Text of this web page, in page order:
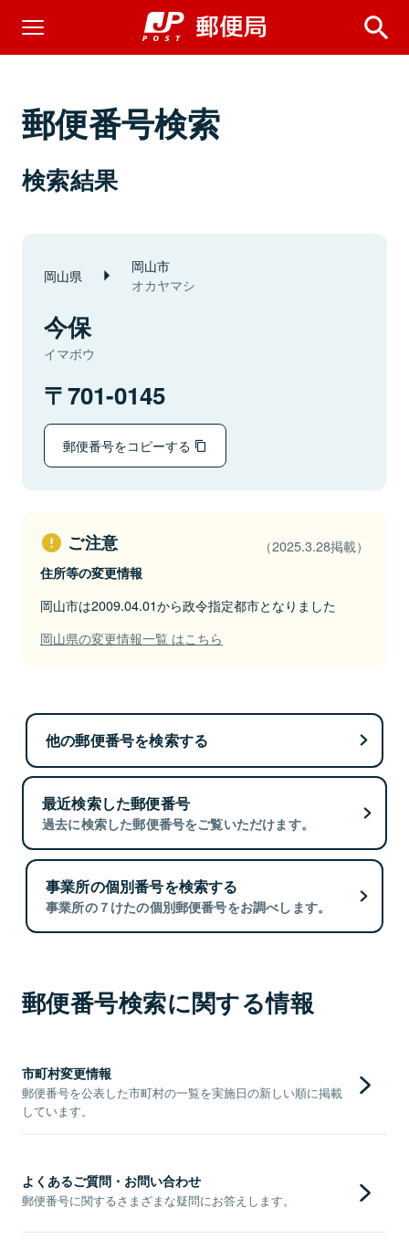
郵便番号検索
検索結果
岡山県 岡山市
オカヤマシ
今保
イマボウ
701-0145
郵便番号をコピーする
ご注意 （2025.3.28掲載）
住所等の変更情報
岡山市は2009.04.01から政令指定都市となりました
岡山県の変更情報一覧 はこちら
他の郵便番号を検索する
最近検索した郵便番号
過去に検索した郵便番号をご覧いただけます。
事業所の個別番号を検索する
事業所の７けたの個別郵便番号をお調べします。
郵便番号検索に関する情報
市町村変更情報
郵便番号を公表した市町村の一覧を実施日の新しい順に掲載
しています。
よくあるご質問・お問い合わせ
郵便番号に関するさまざまな疑問にお答えします。